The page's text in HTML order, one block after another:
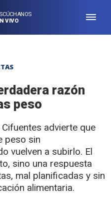
VIVO
razón
peso
advierte que
peso sin
vuelven a subirlo. El
sino una respuesta
mal planificadas y sin
alimentaria.